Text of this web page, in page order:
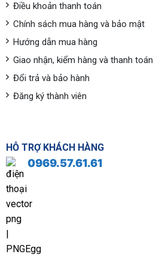
Điều khoản thanh toán
Chính sách mua hàng và bảo mật
Hướng dẫn mua hàng
Giao nhận, kiểm hàng và thanh toán
Đổi trả và bảo hành
Đăng ký thành viên
HỖ TRỢ KHÁCH HÀNG
0969.57.61.61